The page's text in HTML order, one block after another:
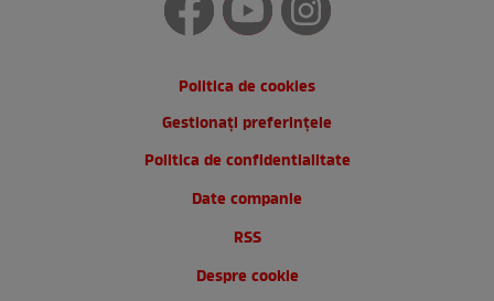
Politica de cookies
Gestionați preferințele
Politica de confidentialitate
Date companie
RSS
Despre cookie